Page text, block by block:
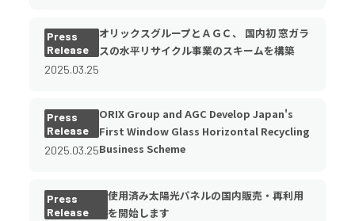
Press
Release
2025.03.25
オリックスグループとＡＧＣ、 国内初 窓ガラ
スの水平リサイクル事業のスキームを構築
Press
Release
2025.03.25
ORIX Group and AGC Develop Japan's
First Window Glass Horizontal Recycling
Business Scheme
Press
Release
使用済み太陽光パネルの国内販売・再利用
を開始します